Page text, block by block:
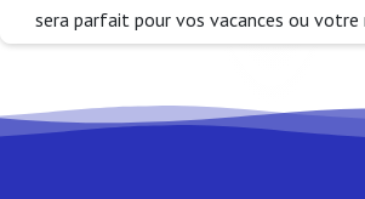
sera parfait pour vos vacances ou votre